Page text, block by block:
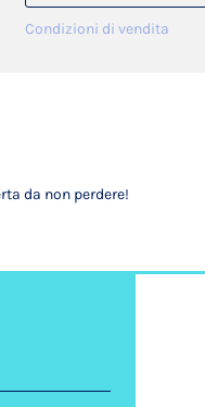
Condizioni di vendita
da non perdere!